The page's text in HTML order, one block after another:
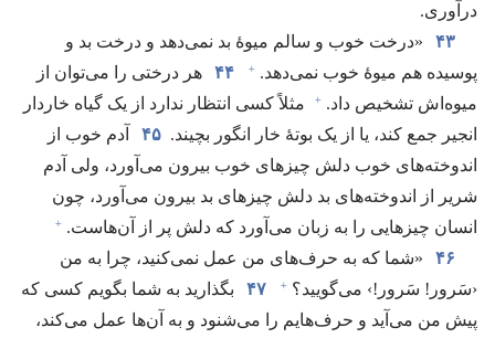
درآوری.‏
۴۳
‏«درخت خوب و سالم میوهٔ بد نمی‌دهد و درخت بد و
پوسیده هم میوهٔ خوب نمی‌دهد.‏ + ۴۴
هر درختی را می‌توان از
میوه‌اش تشخیص داد.‏ +
مثلاً کسی انتظار ندارد از یک گیاه خاردار
انجیر جمع کند،‏ یا از یک بوتهٔ خار انگور بچیند.‏ ۴۵
آدم خوب از
اندوخته‌های خوب دلش چیزهای خوب بیرون می‌آورد،‏ ولی آدم
شریر از اندوخته‌های بد دلش چیزهای بد بیرون می‌آورد،‏ چون
انسان چیزهایی را به زبان می‌آورد که دلش پر از آن‌هاست.‏ +
۴۶
‏«شما که به حرف‌های من عمل نمی‌کنید،‏ چرا به من
‹سَرور!‏ سَرور!‏› می‌گویید؟‏ + ۴۷
بگذارید به شما بگویم کسی که
پیش من می‌آید و حرف‌هایم را می‌شنود و به آن‌ها عمل می‌کند،‏